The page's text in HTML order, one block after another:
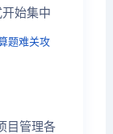
始集中
题难关攻
目管理各